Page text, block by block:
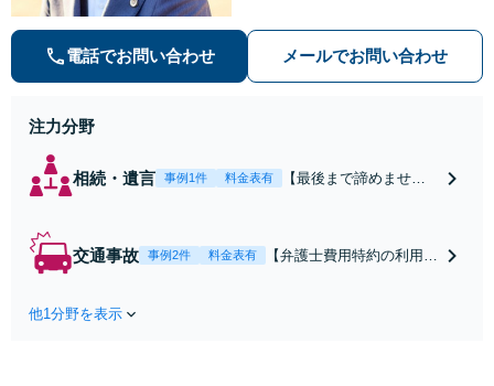
添い、不安を軽減します。まずはお
気軽にご相談ください。
電話でお問い合わせ メールでお問い合わせ
注力分野
相続・遺言 事例1件 料金表有
【最後まで諦めませ
合意してしまう前にご
交通事故 事例2件 料金表有
【弁護士費用特約の利用＆
他1分野を表示